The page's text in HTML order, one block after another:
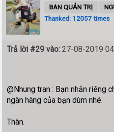
BAN QUẢN TRỊ
Thanked: 12057 times
Trả lời #29 vào: 27-08-2019
@Nhung tran : Bạn nhắn riêng
ngân hàng của bạn dùm nhé.
Thân.